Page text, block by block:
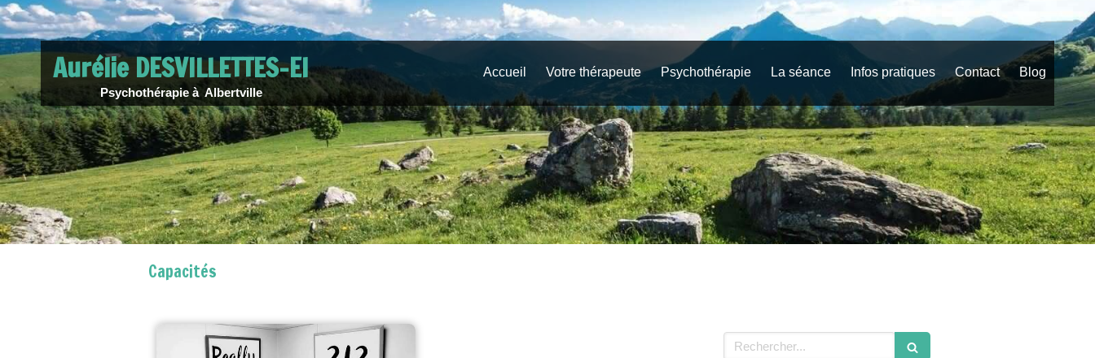
Accueil Votre thérapeute Psychothérapie La séance Infos pratiques Contact Blog
Aurélie DESVILLETTES-EI
Psychothérapie à Albertville
Capacités
Rechercher